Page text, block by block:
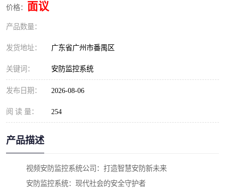
价格： 面议
产品数量：
发货地址： 广东省广州市番禺区
关键词： 安防监控系统
发布日期： 2026-08-06
阅 读 量： 254
产品描述
视频安防监控系统公司：打造智慧安防新未来
安防监控系统：现代社会的安全守护者